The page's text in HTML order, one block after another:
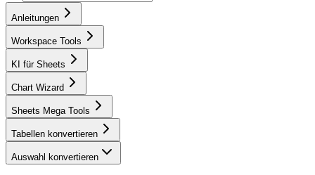
Anleitungen
Workspace Tools
KI für Sheets
Chart Wizard
Sheets Mega Tools
Tabellen konvertieren
Auswahl konvertieren